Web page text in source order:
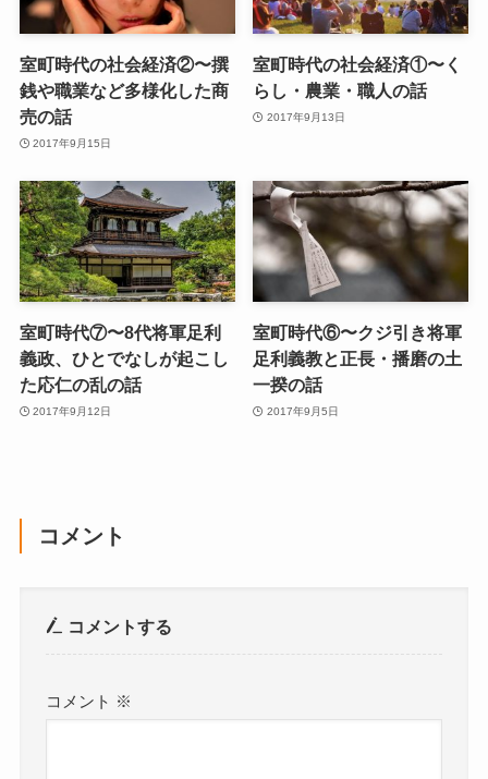
室町時代の社会経済②〜撰
銭や職業など多様化した商
売の話
2017年9月15日
室町時代の社会経済①〜く
らし・農業・職人の話
2017年9月13日
室町時代⑦〜8代将軍足利
義政、ひとでなしが起こし
た応仁の乱の話
2017年9月12日
室町時代⑥〜クジ引き将軍
足利義教と正長・播磨の土
一揆の話
2017年9月5日
コメント
コメントする
コメント ※